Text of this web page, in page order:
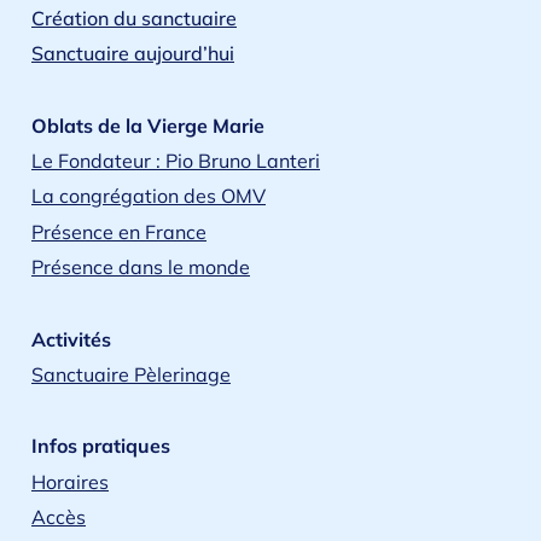
Création du sanctuaire
Sanctuaire aujourd’hui
Oblats de la Vierge Marie
Le Fondateur : Pio Bruno Lanteri
La congrégation des OMV
Présence en France
Présence dans le monde
Activités
Sanctuaire Pèlerinage
Infos pratiques
Horaires
Accès